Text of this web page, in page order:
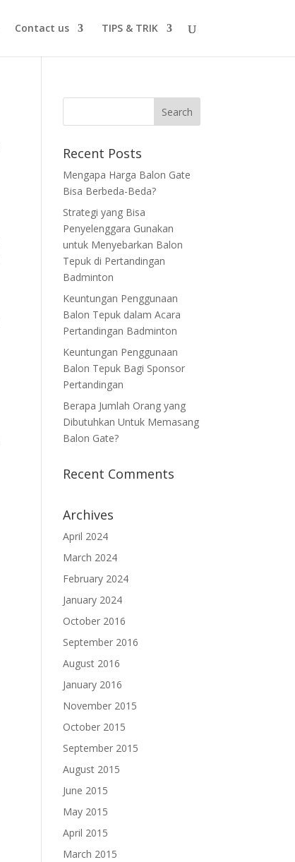
Contact us TIPS & TRIK
Recent Posts
Mengapa Harga Balon Gate
Bisa Berbeda-Beda?
Strategi yang Bisa
Penyelenggara Gunakan
untuk Menyebarkan Balon
Tepuk di Pertandingan
Badminton
Keuntungan Penggunaan
Balon Tepuk dalam Acara
Pertandingan Badminton
Keuntungan Penggunaan
Balon Tepuk Bagi Sponsor
Pertandingan
Berapa Jumlah Orang yang
Dibutuhkan Untuk Memasang
Balon Gate?
Recent Comments
Archives
April 2024
March 2024
February 2024
January 2024
October 2016
September 2016
August 2016
January 2016
November 2015
October 2015
September 2015
August 2015
June 2015
May 2015
April 2015
March 2015